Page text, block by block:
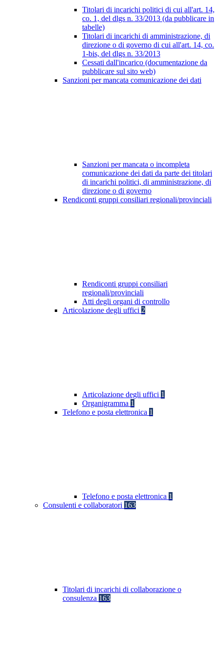
Titolari di incarichi politici di cui all'art. 14,
co. 1, del dlgs n. 33/2013 (da pubblicare in
tabelle)
Titolari di incarichi di amministrazione, di
direzione o di governo di cui all'art. 14, co.
1-bis, del dlgs n. 33/2013
Cessati dall'incarico (documentazione da
pubblicare sul sito web)
Sanzioni per mancata comunicazione dei dati
Sanzioni per mancata o incompleta
comunicazione dei dati da parte dei titolari
di incarichi politici, di amministrazione, di
direzione o di governo
Rendiconti gruppi consiliari regionali/provinciali
Rendiconti gruppi consiliari
regionali/provinciali
Atti degli organi di controllo
Articolazione degli uffici 2
Articolazione degli uffici 1
Organigramma 1
Telefono e posta elettronica 1
Telefono e posta elettronica 1
Consulenti e collaboratori 163
Titolari di incarichi di collaborazione o
consulenza 163